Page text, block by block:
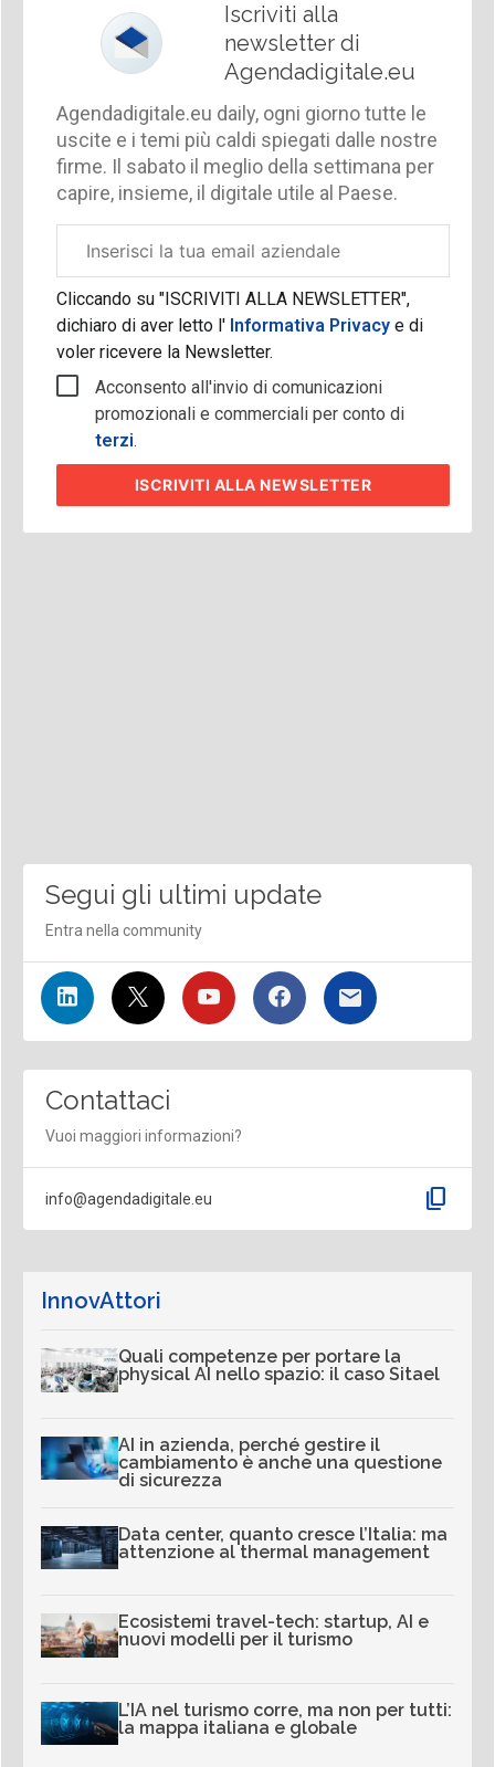
Iscriviti alla
newsletter di
Agendadigitale.eu
Agendadigitale.eu daily, ogni giorno tutte le
uscite e i temi più caldi spiegati dalle nostre
firme. Il sabato il meglio della settimana per
capire, insieme, il digitale utile al Paese.
aziendale
Cliccando su "ISCRIVITI ALLA NEWSLETTER",
dichiaro di aver letto l'Informativa Privacy e di
voler ricevere la Newsletter.
Acconsento all'invio di comunicazioni
promozionali e commerciali per conto di
terzi.
ISCRIVITI ALLA NEWSLETTER
Segui gli ultimi update
Entra nella community
Contattaci
Vuoi maggiori informazioni?
info@agendadigitale.eu content_copy
InnovAttori
Quali competenze per portare la
physical AI nello spazio: il caso Sitael
AI in azienda, perché gestire il
cambiamento è anche una questione
di sicurezza
Data center, quanto cresce l’Italia: ma
attenzione al thermal management
Ecosistemi travel-tech: startup, AI e
nuovi modelli per il turismo
L’IA nel turismo corre, ma non per tutti:
la mappa italiana e globale